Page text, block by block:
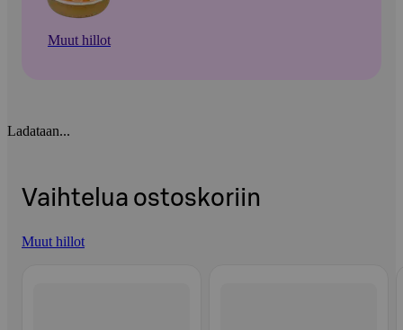
Muut hillot
Ladataan...
Vaihtelua ostoskoriin
Muut hillot